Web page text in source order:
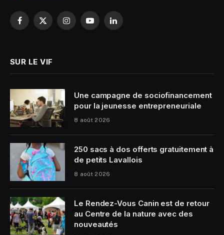
Facebook
X
InstagramYouTubeLinkedIn
SUR LE VIF
Une campagne de sociofinancement
pour la jeunesse entrepreneuriale
8 août 2026
250 sacs à dos offerts gratuitement à
de petits Lavallois
8 août 2026
Le Rendez-Vous Canin est de retour
au Centre de la nature avec des
nouveautés